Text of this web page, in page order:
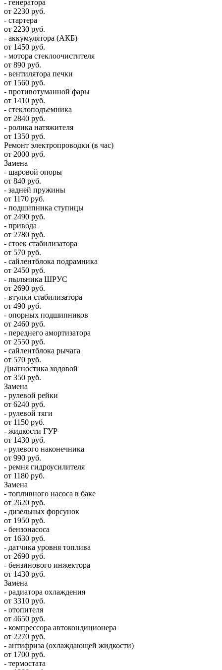
- генератора
от 2230 руб.
- стартера
от 2230 руб.
- аккумулятора (АКБ)
от 1450 руб.
- мотора стеклоочистителя
от 890 руб.
- вентилятора печки
от 1560 руб.
- противотуманной фары
от 1410 руб.
- стеклоподъемника
от 2840 руб.
- ролика натяжителя
от 1350 руб.
Ремонт электропроводки (в час)
от 2000 руб.
Замена
- шаровой опоры
от 840 руб.
- задней пружины
от 1170 руб.
- подшипника ступицы
от 2490 руб.
- привода
от 2780 руб.
- стоек стабилизатора
от 570 руб.
- сайлентблока подрамника
от 2450 руб.
- пыльника ШРУС
от 2690 руб.
- втулки стабилизатора
от 490 руб.
- опорных подшипников
от 2460 руб.
- переднего амортизатора
от 2550 руб.
- сайлентблока рычага
от 570 руб.
Диагностика ходовой
от 350 руб.
Замена
- рулевой рейки
от 6240 руб.
- рулевой тяги
от 1150 руб.
- жидкости ГУР
от 1430 руб.
- рулевого наконечника
от 990 руб.
- ремня гидроусилителя
от 1180 руб.
Замена
- топливного насоса в баке
от 2620 руб.
- дизельных форсунок
от 1950 руб.
- бензонасоса
от 1630 руб.
- датчика уровня топлива
от 2690 руб.
- бензинового инжектора
от 1430 руб.
Замена
- радиатора охлаждения
от 3310 руб.
- отопителя
от 4650 руб.
- компрессора автокондиционера
от 2270 руб.
- антифриза (охлаждающей жидкости)
от 1700 руб.
- термостата